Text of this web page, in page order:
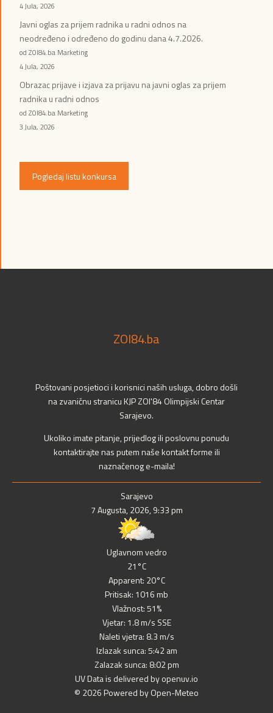
4 Jula, 2026
Javni oglas za prijem radnika u radni odnos na
neodređeno i određeno do godinu dana 4.7.2026.
od ZOI84.ba Marketing
4 Jula, 2026
Obrazac prijave i izjava za prijavu na javni oglas za prijem
radnika u radni odnos
od ZOI84.ba Marketing
3 Jula, 2026
Pogledaj listu konkursa
ZOI84.ba
Poštovani posjetioci i korisnici naših usluga, dobro došli
na zvaničnu stranicu KJP ZOI'84 Olimpijski Centar
Sarajevo.
Ukoliko imate pitanje, prijedlog ili poslovnu ponudu
kontaktirajte nas putem naše kontakt forme ili
naznačenog e-maila!
Sarajevo
7 Augusta, 2026, 9:33 pm
Uglavnom vedro
21°C
Apparent: 20°C
Pritisak: 1016 mb
Vlažnost: 51%
Vjetar: 1.8 m/s SSE
Naleti vjetra: 8.3 m/s
Izlazak sunca: 5:42 am
Zalazak sunca: 8:02 pm
UV Data is delivered by openuv.io
© 2026 Powered by Open-Meteo